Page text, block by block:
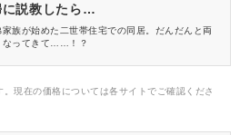
に説教したら…
族が始めた二世帯住宅での同居。だんだんと両
なってきて……！？
現在の価格については各サイトでご確認くださ